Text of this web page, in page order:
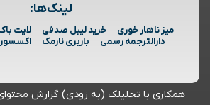
لینک‌ها:
میز ناهار خوری خرید لیبل صدفی
لایت
دارالترجمه رسمی
باربری نارمک
همکاری با تحلیلک (به زودی) گزارش